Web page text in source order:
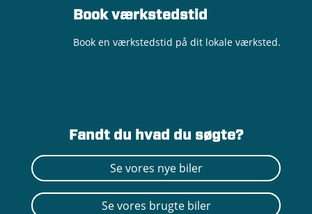
Book værkstedstid
Book en værkstedstid på dit lokale værksted.
Fandt du hvad du søgte?
Se vores nye biler
Se vores brugte biler